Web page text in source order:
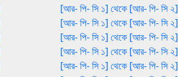
[আর- পি- সি ১] থেকে [আর- পি- সি ২]
[আর- পি- সি ১] থেকে [আর- পি- সি ২]
[আর- পি- সি ১] থেকে [আর- পি- সি ২]
[আর- পি- সি ১] থেকে [আর- পি- সি ২]
[আর- পি- সি ১] থেকে [আর- পি- সি ২]